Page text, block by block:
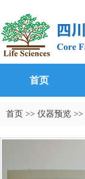
首页
首页 >> 仪器预览 >>